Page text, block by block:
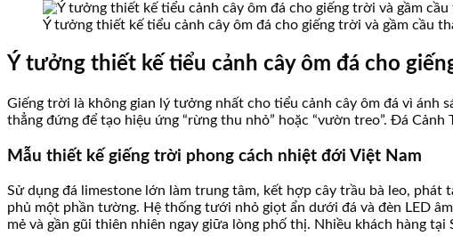
Ý tưởng thiết kế tiểu cảnh cây ôm đá cho giếng trời và gầm cầu
Ý tưởng thiết kế tiểu cảnh cây ôm đá cho
Giếng trời là không gian lý tưởng nhất cho tiểu cảnh cây ôm đá vì ánh
thẳng đứng để tạo hiệu ứng “rừng thu nhỏ” hoặc “vườn treo”. Đá
Mẫu thiết kế giếng trời phong cách nhiệt đới Việt Nam
Sử dụng đá limestone lớn làm trung tâm, kết hợp cây trầu bà leo,
phủ một phần tường. Hệ thống tưới nhỏ giọt ẩn dưới đá và đèn LED
mẻ và gần gũi thiên nhiên ngay giữa lòng phố thị. Nhiều khách hàng